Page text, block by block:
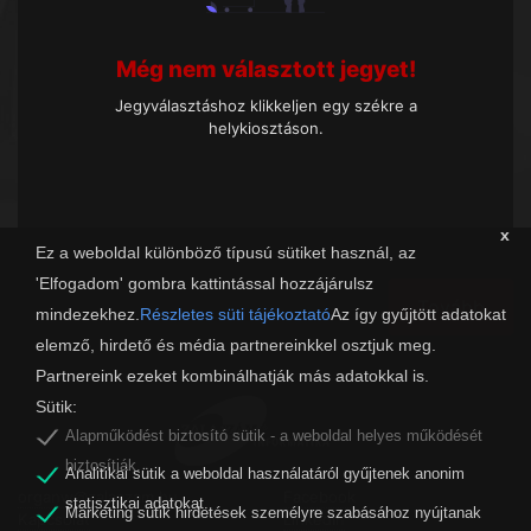
x
Ez a weboldal különböző típusú sütiket használ, az
'Elfogadom' gombra kattintással hozzájárulsz
mindezekhez. Részletes süti tájékoztatóAz így gyűjtött adatokat
elemző, hirdető és média partnereinkkel osztjuk meg.
Partnereink ezeket kombinálhatják más adatokkal is.
Sütik:
Alapműködést biztosító sütik - a weboldal helyes működését
biztosítják.
Analitikai sütik a weboldal használatáról gyűjtenek anonim
statisztikai adatokat.
Marketing sütik hirdetések személyre szabásához nyújtanak
Még nem választott jegyet!
Jegyválasztáshoz klikkeljen egy székre a
helykiosztáson.
Tovább
organw@zalaszam.hu
Kapcsolat
LinkedIn